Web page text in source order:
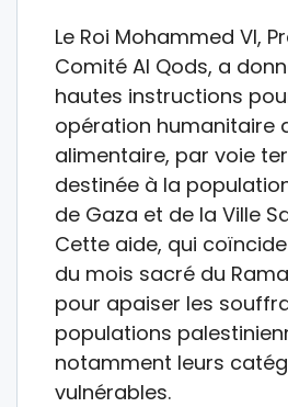
Le Roi Mohammed VI,
Comité Al Qods, a
hautes instructions
opération humanitaire
alimentaire, par voie
destinée à la
de Gaza et de la Ville
Cette aide, qui
du mois sacré du
pour apaiser les
populations
notamment leurs
vulnérables.